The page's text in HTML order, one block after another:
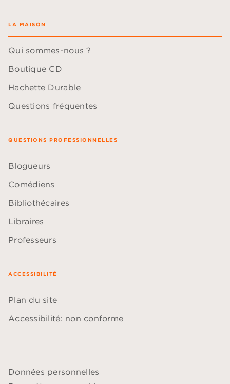
LA MAISON
Qui sommes-nous ?
Boutique CD
Hachette Durable
Questions fréquentes
QUESTIONS PROFESSIONNELLES
Blogueurs
Comédiens
Bibliothécaires
Libraires
Professeurs
ACCESSIBILITÉ
Plan du site
Accessibilité: non conforme
Données personnelles